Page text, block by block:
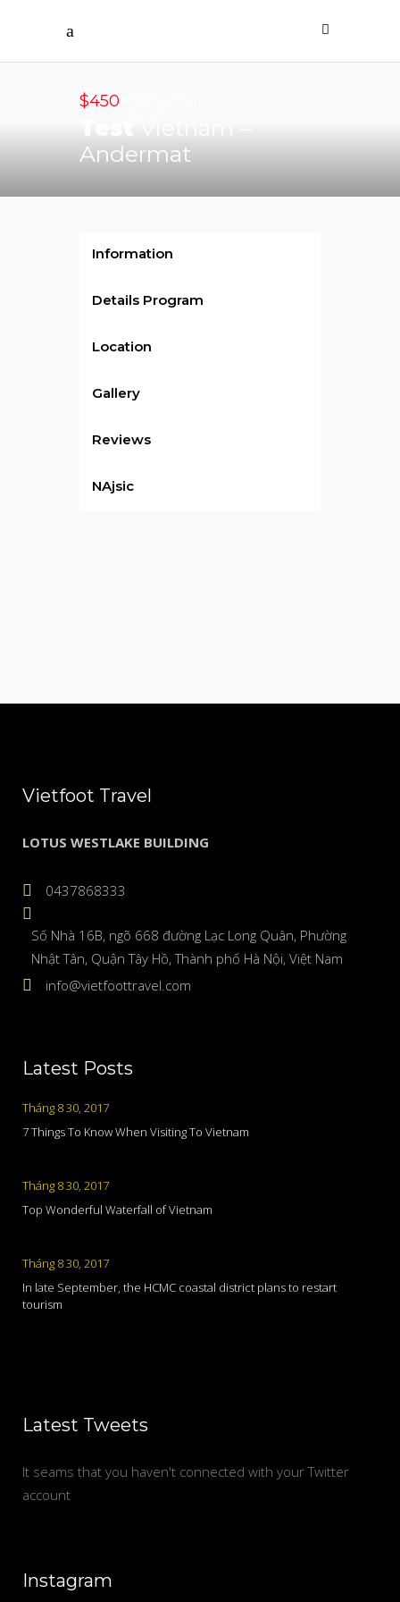
$450
Andermat
Information
Details Program
Location
Gallery
Reviews
NAjsic
Vietfoot Travel
LOTUS WESTLAKE BUILDING
0437868333
Số Nhà 16B, ngõ 668 đường Lạc Long Quân, Phường
Nhật Tân, Quận Tây Hồ, Thành phố Hà Nội, Việt Nam
info@vietfoottravel.com
Latest Posts
Tháng 8 30, 2017
7 Things To Know When Visiting To Vietnam
Tháng 8 30, 2017
Top Wonderful Waterfall of Vietnam
Tháng 8 30, 2017
In late September, the HCMC coastal district plans to restart
tourism
Latest Tweets
It seams that you haven't connected with your Twitter
account
Instagram